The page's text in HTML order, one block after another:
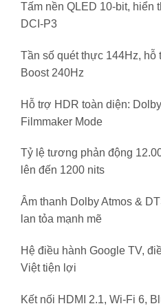
Tấm nền QLED 10-bit, hiển
DCI-P3
Tần số quét thực 144Hz, hỗ
Boost 240Hz
Hỗ trợ HDR toàn diện:
Filmmaker Mode
Tỷ lệ tương phản động
lên đến 1200 nits
Âm thanh Dolby Atmos &
lan tỏa mạnh mẽ
Hệ điều hành Google TV,
Việt tiện lợi
Kết nối HDMI 2.1, Wi-Fi 6,